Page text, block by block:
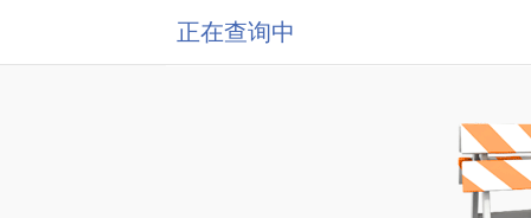
正在查询中